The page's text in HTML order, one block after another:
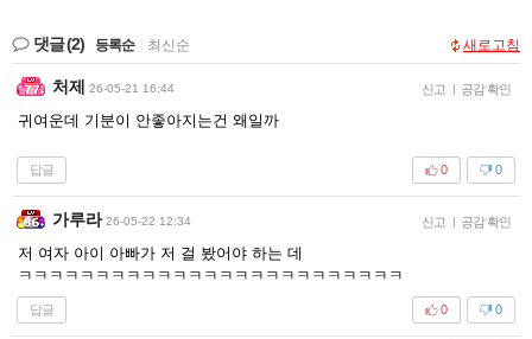
댓글(2) 등록순 최신순 새로고침
처제 26-05-21 16:44 신고 | 공감 확인
귀여운데 기분이 안좋아지는건 왜일까
답글 0
0
가루라 26-05-22 12:34 신고 | 공감 확인
저 여자 아이 아빠가 저 걸 봤어야 하는 데
ㅋㅋㅋㅋㅋㅋㅋㅋㅋㅋㅋㅋㅋㅋㅋㅋㅋㅋㅋㅋㅋㅋㅋㅋㅋ
답글 0
0